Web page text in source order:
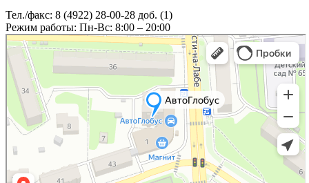
Тел./факс: 8 (4922) 28-00-28 доб. (1)
Режим работы: Пн-Вс: 8:00 – 20:00